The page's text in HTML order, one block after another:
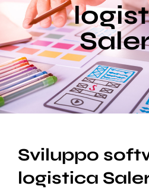
Blog
Supporto
Sviluppo
logistica